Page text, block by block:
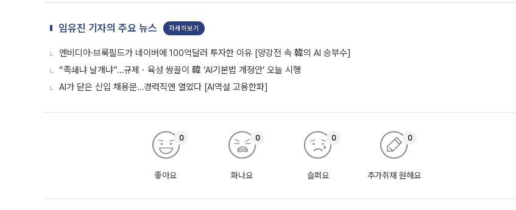
임유진 기자의 주요 뉴스 자세히보기
엔비디아·브룩필드가 네이버에 100억달러 투자한 이유 [양강전 속 韓의 AI 승부수]
“족쇄냐 날개냐”…규제ㆍ육성 쌍끌이 韓 ‘AI기본법 개정안’ 오늘 시행
AI가 닫은 신입 채용문…경력직엔 열었다 [AI역설 고용한파]
좋아요
0
화나요
0
슬퍼요
0
추가취재 원해요
0